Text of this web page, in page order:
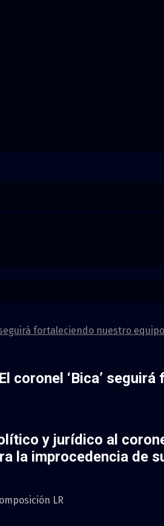
seguirá fortaleciendo nuestro
coronel ‘Bica’
y jurídico al
la improcedencia de
LR